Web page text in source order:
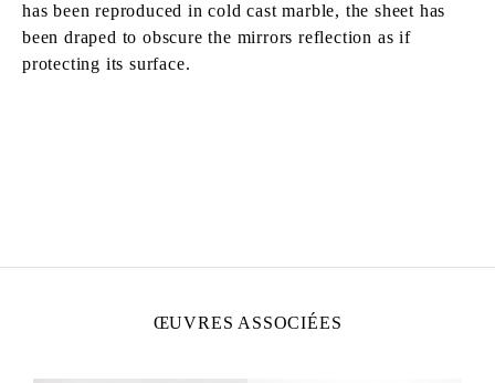
has been reproduced in cold cast marble, the sheet has
been draped to obscure the mirrors reflection as if
protecting its surface.
ŒUVRES ASSOCIÉES